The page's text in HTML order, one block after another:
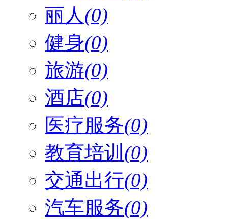
丽人(0)
健身(0)
旅游(0)
酒店(0)
医疗服务(0)
教育培训 (0)
交通出行(0)
汽车服务(0)